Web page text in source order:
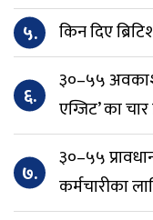
५. किन दिए
६.
३०–५५
एग्जिट’ का
७.
३०–५५
कर्मचारीका